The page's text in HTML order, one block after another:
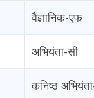
वैज्ञानिक-एफ
अभियंता-सी
कनिष्ठ